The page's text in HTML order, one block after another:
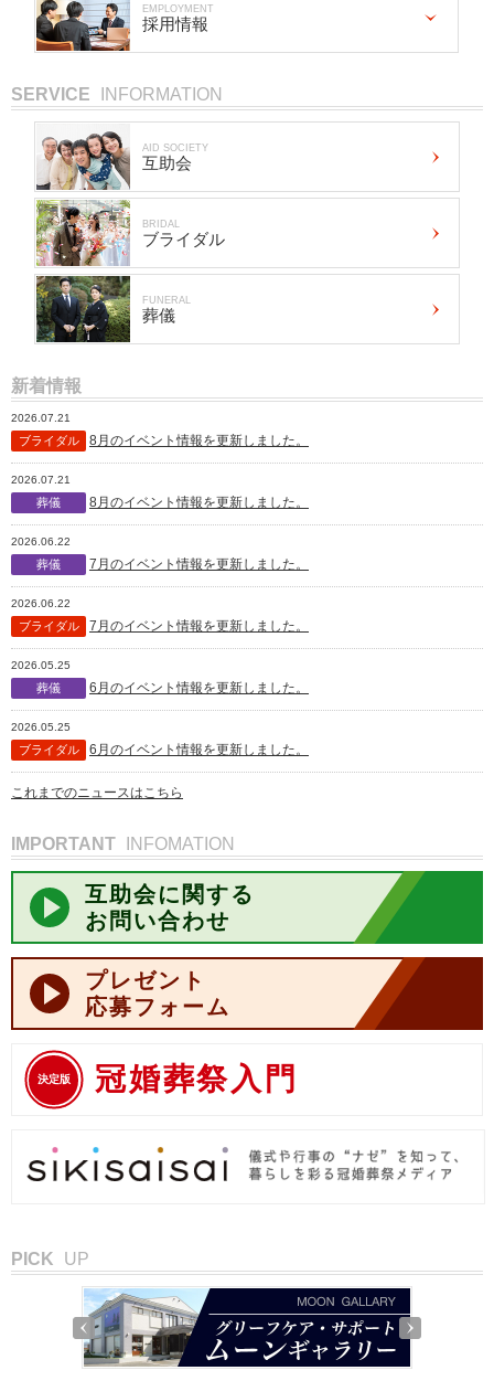
EMPLOYMENT
採用情報
SERVICE INFORMATION
AID SOCIETY
互助会
BRIDAL
ブライダル
FUNERAL
葬儀
新着情報
2026.07.21
ブライダル 8月のイベント情報を更新しました。
2026.07.21
葬儀 8月のイベント情報を更新しました。
2026.06.22
葬儀 7月のイベント情報を更新しました。
2026.06.22
ブライダル 7月のイベント情報を更新しました。
2026.05.25
葬儀 6月のイベント情報を更新しました。
2026.05.25
ブライダル 6月のイベント情報を更新しました。
これまでのニュースはこちら
IMPORTANT INFOMATION
互助会に関する
お問い合わせ
プレゼント
応募フォーム
決定版 冠婚葬祭入門
PICK UP